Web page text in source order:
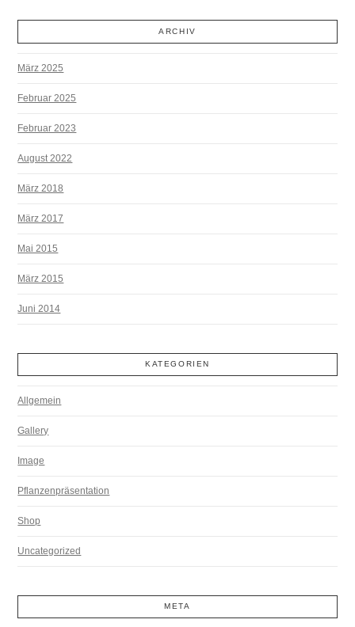
ARCHIV
März 2025
Februar 2025
Februar 2023
August 2022
März 2018
März 2017
Mai 2015
März 2015
Juni 2014
KATEGORIEN
Allgemein
Gallery
Image
Pflanzenpräsentation
Shop
Uncategorized
META